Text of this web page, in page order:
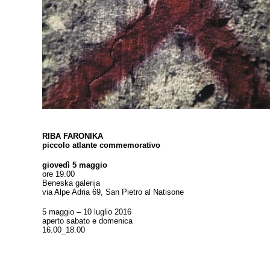
RIBA FARONIKA
piccolo atlante commemorativo
giovedì 5 maggio
ore 19.00
Beneska galerija
via Alpe Adria 69, San Pietro al Natisone
5 maggio – 10 luglio 2016
aperto sabato e domenica
16.00_18.00